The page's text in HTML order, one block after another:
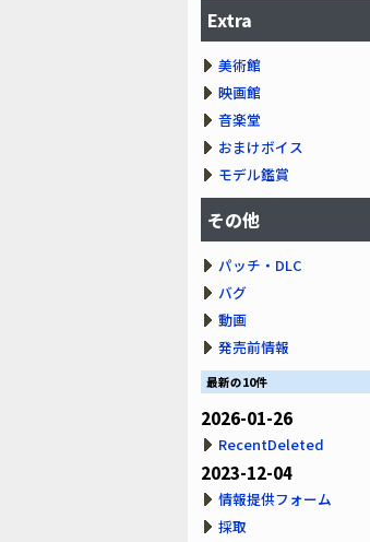
Extra
美術館
映画館
音楽堂
おまけボイス
モデル鑑賞
その他
パッチ・DLC
バグ
動画
発売前情報
最新の10件
2026-01-26
RecentDeleted
2023-12-04
情報提供フォーム
採取